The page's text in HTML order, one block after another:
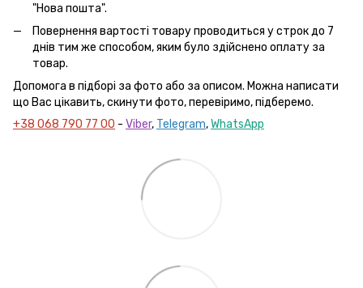
"Нова пошта".
Повернення вартості товару проводиться у строк до 7
днів тим же способом, яким було здійснено оплату за
товар.
Допомога в підборі за фото або за описом. Можна написати
що Вас цікавить, скинути фото, перевіримо, підберемо.
+38 068 790 77 00 - Viber, Telegram,WhatsApp